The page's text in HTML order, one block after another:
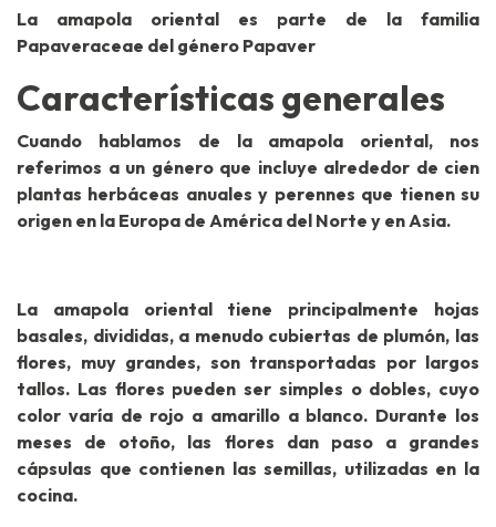
La amapola oriental es parte de la familia
Papaveraceae del género Papaver
Características generales
Cuando hablamos de la amapola oriental, nos
referimos a un género que incluye alrededor de cien
plantas herbáceas anuales y perennes que tienen su
origen en la Europa de América del Norte y en Asia.
La amapola oriental tiene principalmente hojas
basales, divididas, a menudo cubiertas de plumón, las
flores, muy grandes, son transportadas por largos
tallos. Las flores pueden ser simples o dobles, cuyo
color varía de rojo a amarillo a blanco. Durante los
meses de otoño, las flores dan paso a grandes
cápsulas que contienen las semillas, utilizadas en la
cocina.